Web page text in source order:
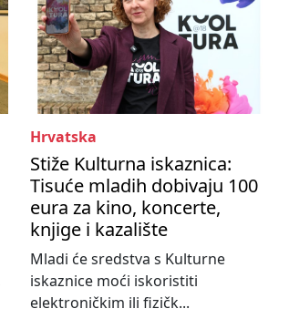
Hrvatska
Stiže Kulturna iskaznica:
Tisuće mladih dobivaju 100
eura za kino, koncerte,
knjige i kazalište
Mladi će sredstva s Kulturne
iskaznice moći iskoristiti
elektroničkim ili fizičk...